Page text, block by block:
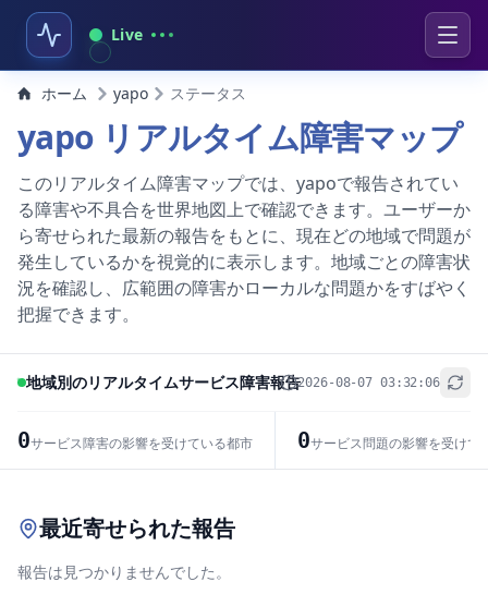
Live
ホーム yapo ステータス
yapo リアルタイム障害マップ
このリアルタイム障害マップでは、yapoで報告されてい
る障害や不具合を世界地図上で確認できます。ユーザーか
ら寄せられた最新の報告をもとに、現在どの地域で問題が
発生しているかを視覚的に表示します。地域ごとの障害状
況を確認し、広範囲の障害かローカルな問題かをすばやく
把握できます。
地域別のリアルタイムサービス障害報告2026-08-07 03:32:06
0サービス障害の影響を受けている都市 0サービス問題の影響を受けて
+
最近寄せられた報告
報告は見つかりませんでした。